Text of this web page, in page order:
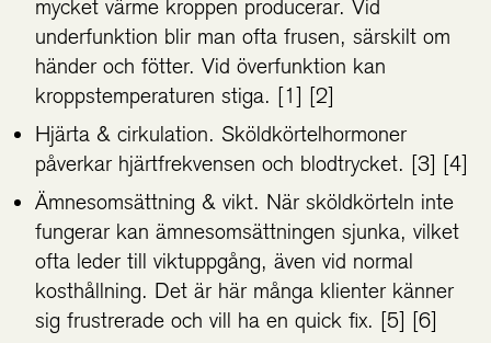
mycket värme kroppen producerar. Vid
underfunktion blir man ofta frusen, särskilt om
händer och fötter. Vid överfunktion kan
kroppstemperaturen stiga. [1] [2]
Hjärta & cirkulation. Sköldkörtelhormoner
påverkar hjärtfrekvensen och blodtrycket. [3] [4]
Ämnesomsättning & vikt. När sköldkörteln inte
fungerar kan ämnesomsättningen sjunka, vilket
ofta leder till viktuppgång, även vid normal
kosthållning. Det är här många klienter känner
sig frustrerade och vill ha en quick fix. [5] [6]